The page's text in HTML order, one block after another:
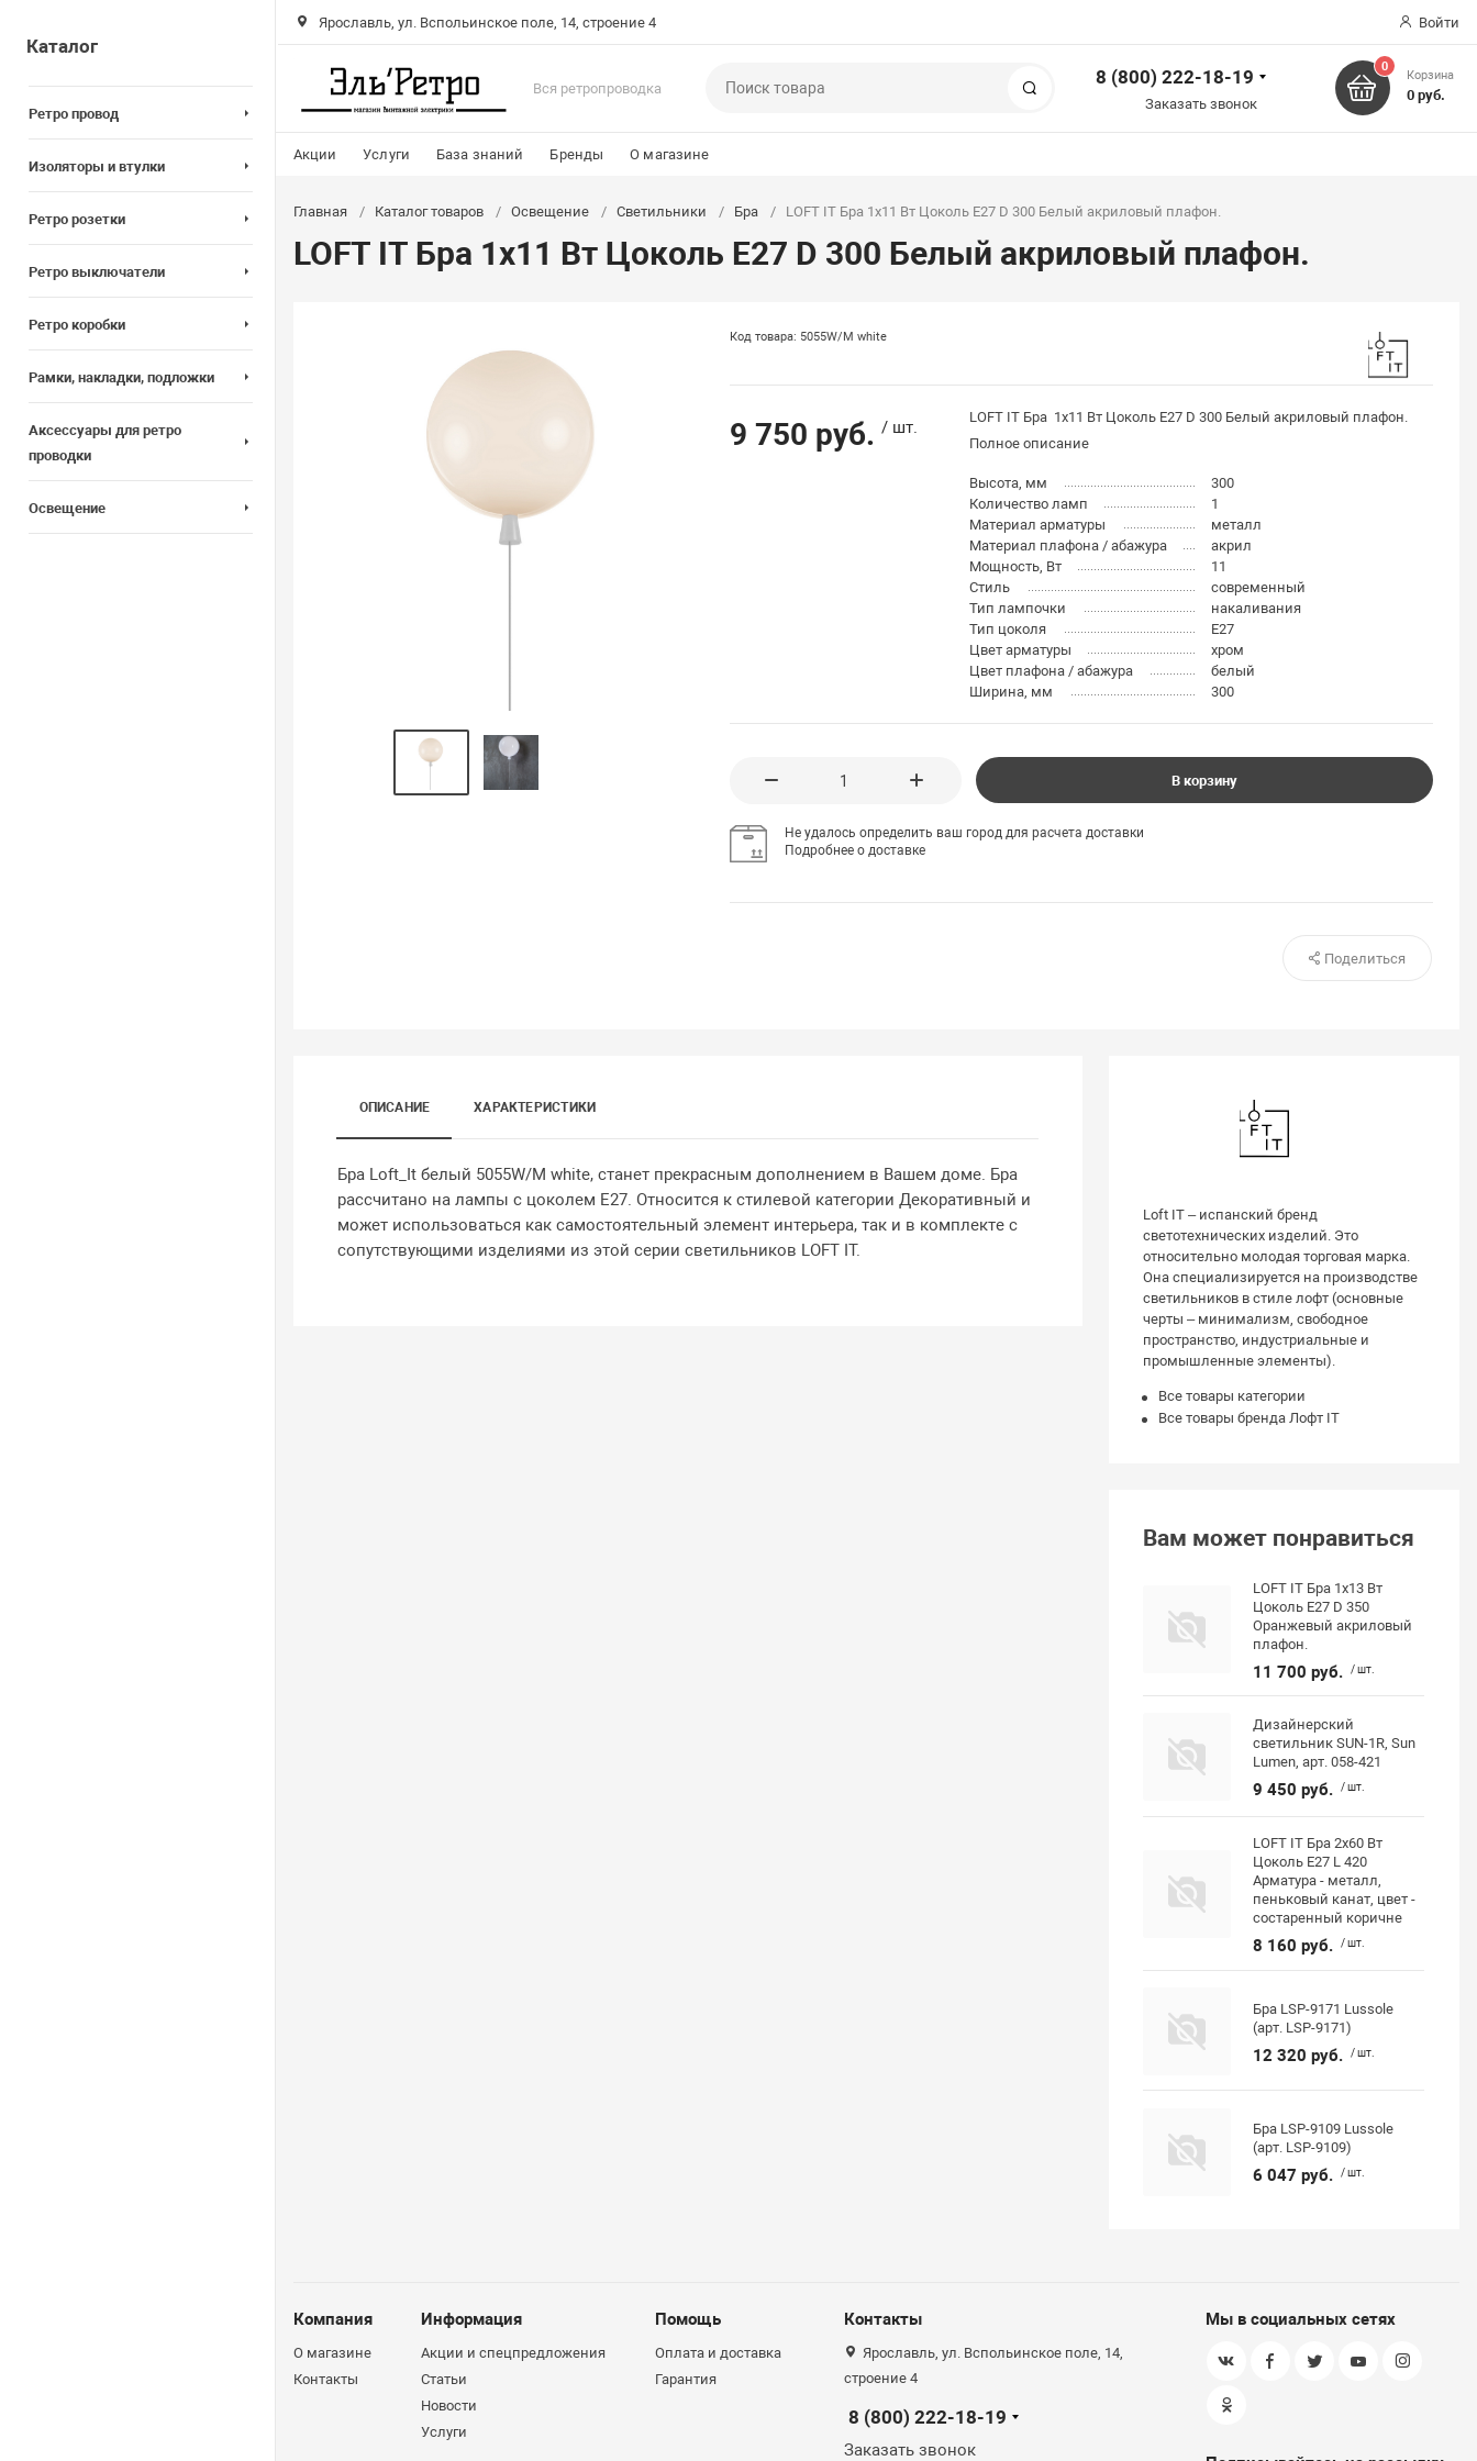
Ярославль, ул. Вспольинское поле, 14, строение 4 Войти
Вся ретропроводка 8 (800) 222-18-19
Заказать звонок
0
Корзина
0 руб.
Акции Услуги База знаний Бренды О магазине
Каталог
Ретро провод
Изоляторы и втулки
Ретро розетки
Ретро выключатели
Ретро коробки
Рамки, накладки, подложки
Аксессуары для ретро
проводки
Освещение
Главная Каталог товаров Освещение Светильники Бра LOFT IT Бра 1x11 Вт Цоколь E27 D 300 Белый акриловый плафон.
LOFT IT Бра 1x11 Вт Цоколь E27 D 300 Белый акриловый плафон.
Код товара: 5055W/M white
9 750 руб. / шт.
LOFT IT Бра 1x11 Вт Цоколь E27 D 300 Белый акриловый плафон.
Полное описание
Высота, мм
300
Количество ламп
1
Материал арматуры
металл
Материал плафона / абажура
акрил
Мощность, Вт
11
Стиль
современный
Тип лампочки
накаливания
Тип цоколя
E27
Цвет арматуры
хром
Цвет плафона / абажура
белый
Ширина, мм
300
В корзину
Не удалось определить ваш город для расчета доставки
Подробнее о доставке
Поделиться
ОПИСАНИЕ ХАРАКТЕРИСТИКИ
Бра Loft_It белый 5055W/M white, станет прекрасным дополнением в Вашем доме. Бра
рассчитано на лампы с цоколем E27. Относится к стилевой категории Декоративный и
может использоваться как самостоятельный элемент интерьера, так и в комплекте с
сопутствующими изделиями из этой серии светильников LOFT IT.
Loft IT – испанский бренд
светотехнических изделий. Это
относительно молодая торговая марка.
Она специализируется на производстве
светильников в стиле лофт (основные
черты – минимализм, свободное
пространство, индустриальные и
промышленные элементы).
Все товары категории
Все товары бренда Лофт IT
Вам может понравиться
LOFT IT Бра 1x13 Вт
Цоколь E27 D 350
Оранжевый акриловый
плафон.
11 700 руб. / шт.
Дизайнерский
светильник SUN-1R, Sun
Lumen, арт. 058-421
9 450 руб. / шт.
LOFT IT Бра 2x60 Вт
Цоколь E27 L 420
Арматура - металл,
пеньковый канат, цвет -
состаренный коричне
8 160 руб. / шт.
Бра LSP-9171 Lussole
(арт. LSP-9171)
12 320 руб. / шт.
Бра LSP-9109 Lussole
(арт. LSP-9109)
6 047 руб. / шт.
Компания
О магазине
Контакты
Информация
Акции и спецпредложения
Статьи
Новости
Услуги
Помощь
Оплата и доставка
Гарантия
Контакты
Ярославль, ул. Вспольинское поле, 14,
строение 4
8 (800) 222-18-19
Заказать звонок
Мы в социальных сетях